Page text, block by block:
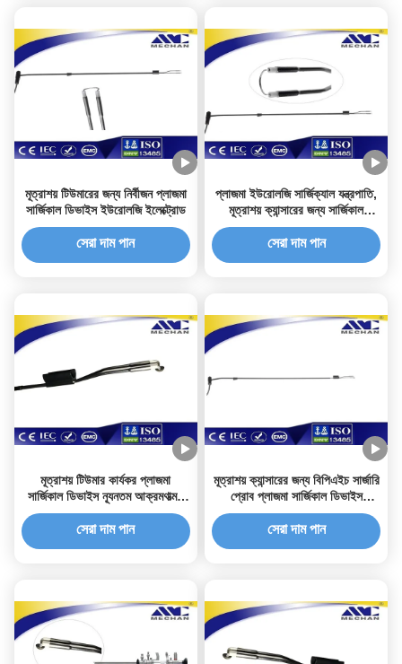
মূত্রাশয় টিউমারের জন্য নির্বীজন প্লাজমা
সার্জিকাল ডিভাইস ইউরোলজি ইলেক্ট্রোড
সেরা দাম পান
প্লাজমা ইউরোলজি সার্জিক্যাল যন্ত্রপাতি,
মূত্রাশয় ক্যান্সারের জন্য সার্জিকাল
মেডিকেল ডিভাইসগুলি
সেরা দাম পান
মূত্রাশয় টিউমার কার্যকর প্লাজমা
সার্জিকাল ডিভাইস ন্যূনতম আক্রমণাত্মক
জয়েন্টগুলি
সেরা দাম পান
মূত্রাশয় ক্যান্সারের জন্য বিপিএইচ সার্জারি
প্রোব প্লাজমা সার্জিকাল ডিভাইস
ইউরোলজি ইলেক্ট্রোড
সেরা দাম পান